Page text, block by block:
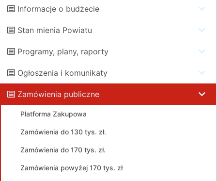
Informacje o budżecie
Stan mienia Powiatu
Programy, plany, raporty
Ogłoszenia i komunikaty
Zamówienia publiczne
Platforma Zakupowa
Zamówienia do 130 tys. zł.
Zamówienia do 170 tys. zł.
Zamówienia powyżej 170 tys. zł